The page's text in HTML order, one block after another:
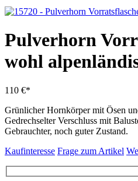
Pulverhorn
wohl
110 €*
Grünlicher Hornkörper mit Ösen
Gedrechselter Verschluss mit
Gebrauchter, noch guter Zustand.
Kaufinteresse Frage zum Artikel